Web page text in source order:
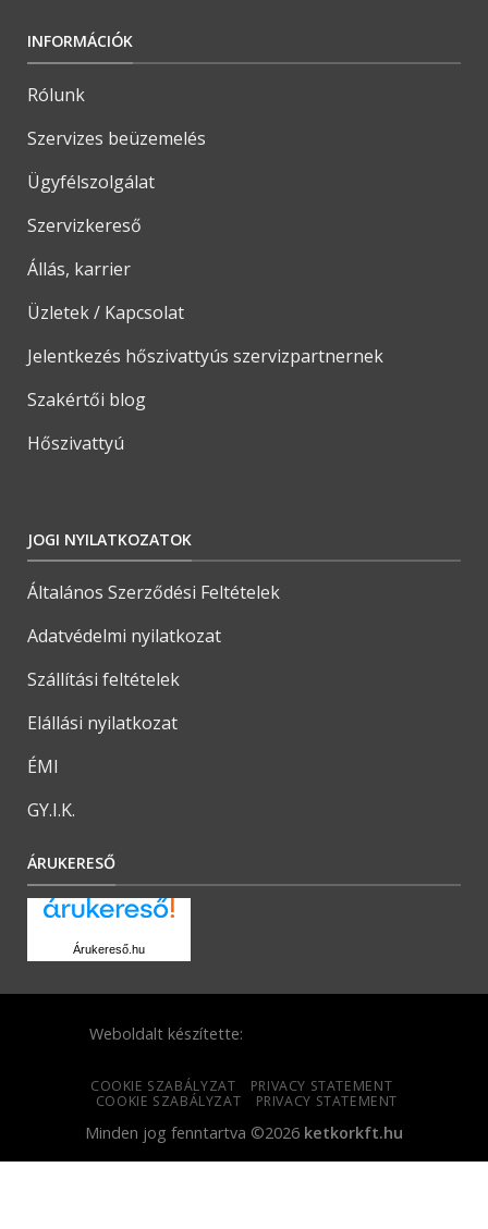
INFORMÁCIÓK
Rólunk
Szervizes beüzemelés
Ügyfélszolgálat
Szervizkereső
Állás, karrier
Üzletek / Kapcsolat
Jelentkezés hőszivattyús szervizpartnernek
Szakértői blog
Hőszivattyú
JOGI NYILATKOZATOK
Általános Szerződési Feltételek
Adatvédelmi nyilatkozat
Szállítási feltételek
Elállási nyilatkozat
ÉMI
GY.I.K.
ÁRUKERESŐ
Árukereső.hu
Weboldalt készítette:
COOKIE SZABÁLYZAT
PRIVACY STATEMENT
COOKIE SZABÁLYZAT
PRIVACY STATEMENT
Minden jog fenntartva ©2026 ketkorkft.hu